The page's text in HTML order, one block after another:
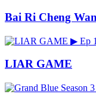
Bai Ri Cheng
▶ Ep
LIAR GAME